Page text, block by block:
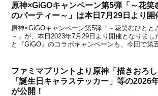
原神×GiGOキャンペーン第5弾「～花笑
のパーティー～」は本日7月29日より開
原神×GiGOキャンペーン第5弾「～花笑むひとと
～」が、本日2023年7月29日より開催となりまし
と『GiGO』のコラボキャンペーンも、今回で第
ファミマプリントより原神「描きおろし
「誕生日キャラステッカー」等の2026
が公開！